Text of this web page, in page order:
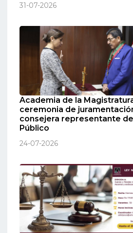
31-07-2026
Academia de la
ceremonia de
consejera representante
Público
24-07-2026